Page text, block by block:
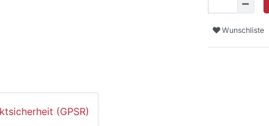
Wunschliste
(GPSR)